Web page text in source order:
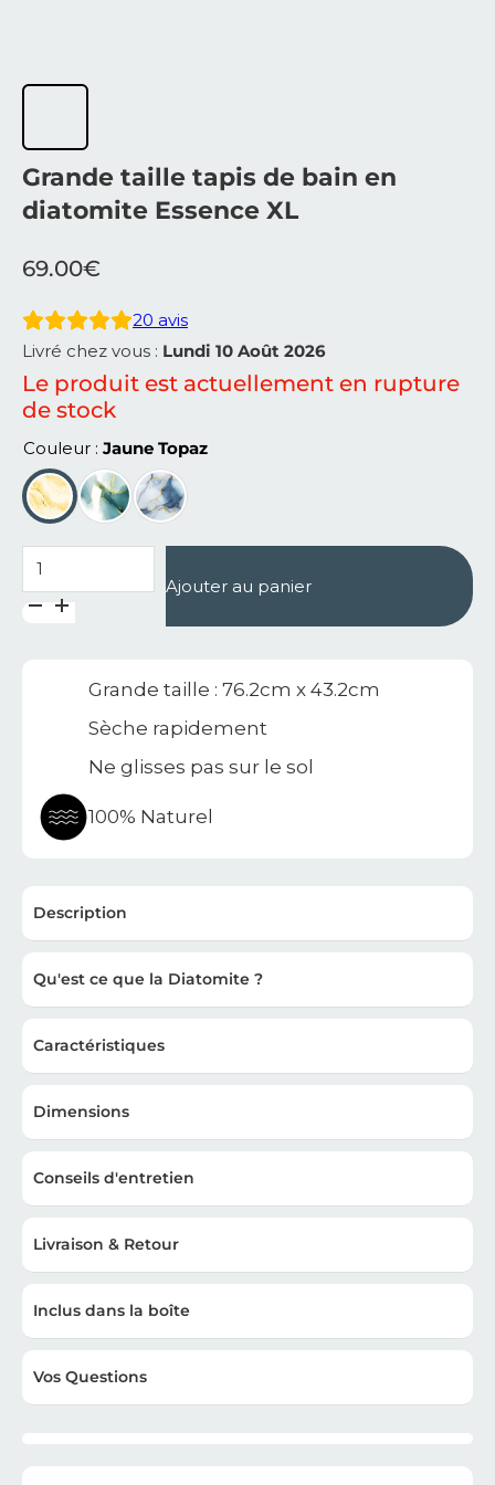
Grande taille tapis de bain en
diatomite Essence XL
69.00€
20 avis
Livré chez vous : Lundi 10 Août 2026
Le produit est actuellement en rupture
de stock
Couleur Jaune Topaz
quantité de Grande taille tapis de bain en diatomite
Ajouter au panier
Grande taille : 76.2cm x 43.2cm
Sèche rapidement
Ne glisses pas sur le sol
100% Naturel
Description
Qu'est ce que la Diatomite ?
Caractéristiques
Dimensions
Conseils d'entretien
Livraison & Retour
Inclus dans la boîte
Vos Questions